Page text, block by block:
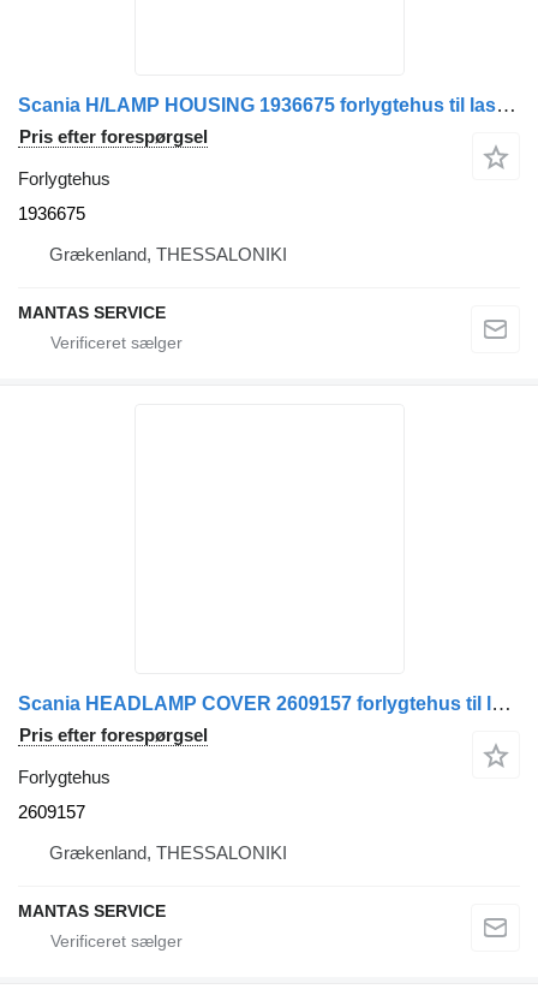
Scania H/LAMP HOUSING 1936675 forlygtehus til lastbil
Pris efter forespørgsel
Forlygtehus
1936675
Grækenland, THESSALONIKI
MANTAS SERVICE
Scania HEADLAMP COVER 2609157 forlygtehus til lastbil
Pris efter forespørgsel
Forlygtehus
2609157
Grækenland, THESSALONIKI
MANTAS SERVICE